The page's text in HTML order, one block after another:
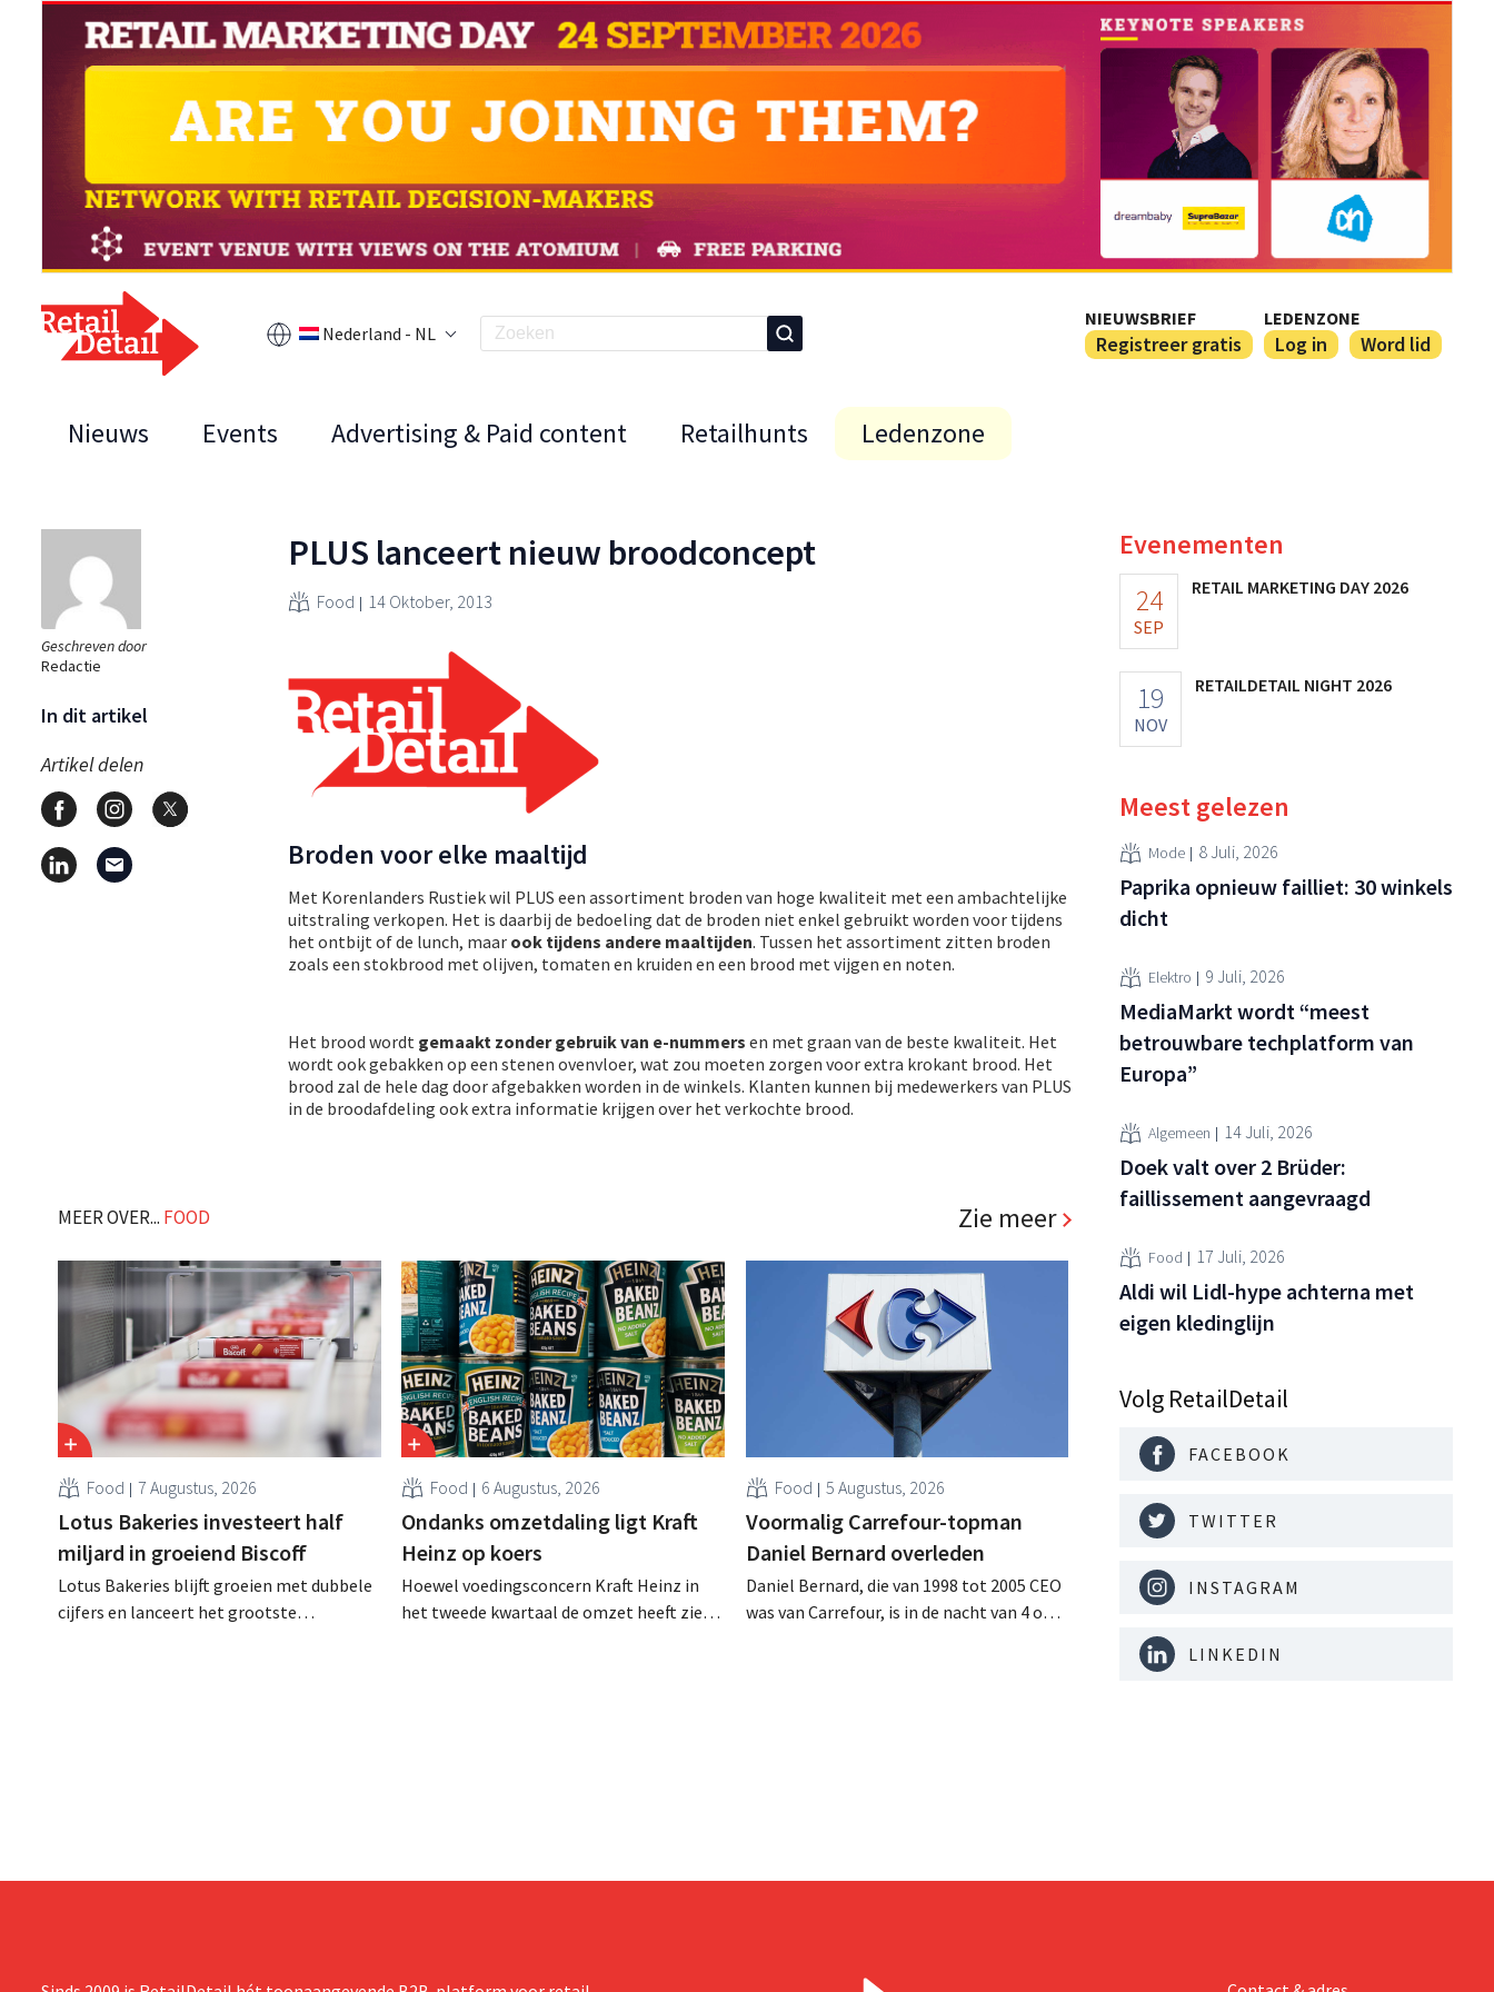
Nederland - NL
NIEUWSBRIEF
Registreer gratis
LEDENZONE
Log in Word lid
Nieuws Events Advertising & Paid content Retailhunts Ledenzone
Geschreven door
Redactie
In dit artikel
Artikel delen
PLUS lanceert nieuw broodconcept
Food 14 Oktober, 2013
Broden voor elke maaltijd
Met Korenlanders Rustiek wil PLUS een assortiment broden van hoge kwaliteit met een ambachtelijke
uitstraling verkopen. Het is daarbij de bedoeling dat de broden niet enkel gebruikt worden voor tijdens
het ontbijt of de lunch, maar ook tijdens andere maaltijden. Tussen het assortiment zitten broden
zoals een stokbrood met olijven, tomaten en kruiden en een brood met vijgen en noten.
Het brood wordt gemaakt zonder gebruik van e-nummers en met graan van de beste kwaliteit. Het
wordt ook gebakken op een stenen ovenvloer, wat zou moeten zorgen voor extra krokant brood. Het
brood zal de hele dag door afgebakken worden in de winkels. Klanten kunnen bij medewerkers van PLUS
in de broodafdeling ook extra informatie krijgen over het verkochte brood.
MEER OVER... FOOD Zie meer
Food 7 Augustus, 2026
Lotus Bakeries investeert half
miljard in groeiend Biscoff
Lotus Bakeries blijft groeien met dubbele
cijfers en lanceert het grootste
Food 6 Augustus, 2026
Ondanks omzetdaling ligt Kraft
Heinz op koers
Hoewel voedingsconcern Kraft Heinz in
het tweede kwartaal de omzet heeft zien
Food 5 Augustus, 2026
Voormalig Carrefour-topman
Daniel Bernard overleden
Daniel Bernard, die van 1998 tot 2005 CEO
was van Carrefour, is in de nacht van 4 op 5
Evenementen
24
SEP
RETAIL MARKETING DAY 2026
19
NOV
RETAILDETAIL NIGHT 2026
Meest gelezen
Mode 8 Juli, 2026
Paprika opnieuw failliet: 30 winkels
dicht
Elektro 9 Juli, 2026
MediaMarkt wordt “meest
betrouwbare techplatform van
Europa”
Algemeen 14 Juli, 2026
Doek valt over 2 Brüder:
faillissement aangevraagd
Food 17 Juli, 2026
Aldi wil Lidl-hype achterna met
eigen kledinglijn
Volg RetailDetail
FACEBOOK
TWITTER
INSTAGRAM
LINKEDIN